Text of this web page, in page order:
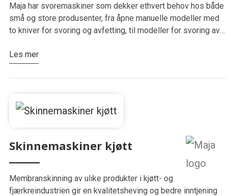
Maja har svoremaskiner som dekker ethvert behov hos både
små og store produsenter, fra åpne manuelle modeller med
to kniver for svoring og avfetting, til modeller for svoring av
leveres…
Les mer
Skinnemaskiner kjøtt
Membranskinning av ulike produkter i kjøtt- og
fjærkreindustrien gir en kvalitetsheving og bedre inntjening